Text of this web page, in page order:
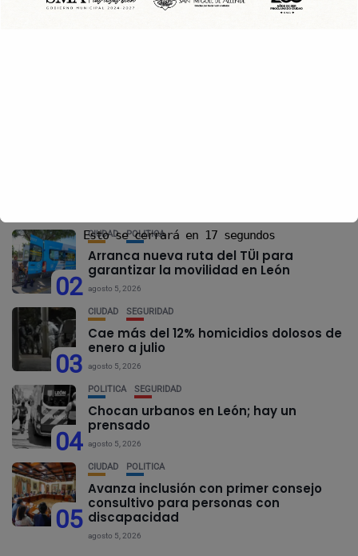
02
CIUDAD POLÍTICA
Arranca nueva ruta del TÜI para
garantizar la movilidad en León
agosto 5, 2026
03
CIUDAD SEGURIDAD
Cae más del 12% homicidios dolosos de
enero a julio
agosto 5, 2026
04
POLÍTICA SEGURIDAD
Chocan urbanos en León; hay un
prensado
agosto 5, 2026
05
CIUDAD POLÍTICA
Avanza inclusión con primer consejo
consultivo para personas con
discapacidad
agosto 5, 2026
Esto se cerrará en 17 segundos